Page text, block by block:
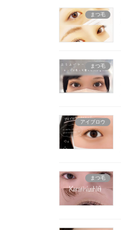
まつ毛
まつ毛
アイブロウ
まつ毛